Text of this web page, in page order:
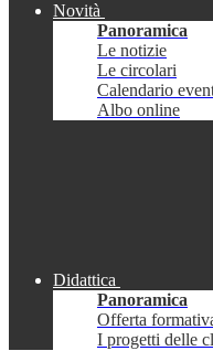
Novità
Panoramica
Le notizie
Le circolari
Calendario
Albo online
Didattica
Panoramica
Offerta
I progetti delle